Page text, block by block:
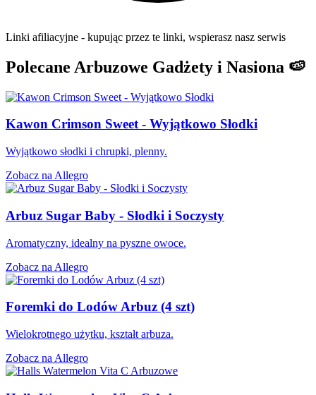
Linki afiliacyjne - kupując przez te linki, wspierasz nasz serwis
Polecane Arbuzowe Gadżety i Nasiona 🍉
Kawon Crimson Sweet - Wyjątkowo Słodki
Wyjątkowo słodki i chrupki, plenny.
Zobacz na Allegro
Arbuz Sugar Baby - Słodki i Soczysty
Aromatyczny, idealny na pyszne owoce.
Zobacz na Allegro
Foremki do Lodów Arbuz (4 szt)
Wielokrotnego użytku, kształt arbuza.
Zobacz na Allegro